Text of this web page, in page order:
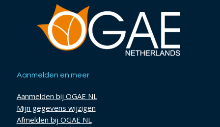
Aanmelden en meer
Aanmelden bij OGAE NL
Mijn gegevens wijzigen
Afmelden bij OGAE NL